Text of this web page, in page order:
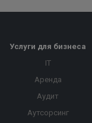
Услуги для бизнеса
IT
Аренда
Аудит
Аутсорсинг